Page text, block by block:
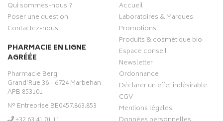
Qui sommes-nous ?
Poser une question
Contactez-nous
PHARMACIE EN LIGNE
AGRÉÉE
Pharmacie Berg
Grand’Rue 36 - 6724 Marbehan
APB 853101
N° Entreprise BE0457.863.853
Accueil
Laboratoires & Marques
Promotions
Produits & cosmétique bio
Espace conseil
Newsletter
Ordonnance
Déclarer un effet indésirable
CGV
Mentions légales